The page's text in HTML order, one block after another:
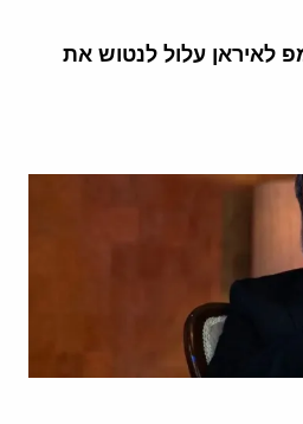
לאיראן עלול לנטוש את